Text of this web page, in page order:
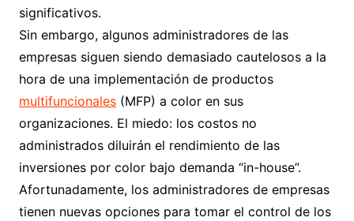
significativos.
Sin embargo, algunos administradores de las
empresas siguen siendo demasiado cautelosos a la
hora de una implementación de productos
multifuncionales(MFP) a color en sus
organizaciones. El miedo: los costos no
administrados diluirán el rendimiento de las
inversiones por color bajo demanda “in-house”.
Afortunadamente, los administradores de empresas
tienen nuevas opciones para tomar el control de los